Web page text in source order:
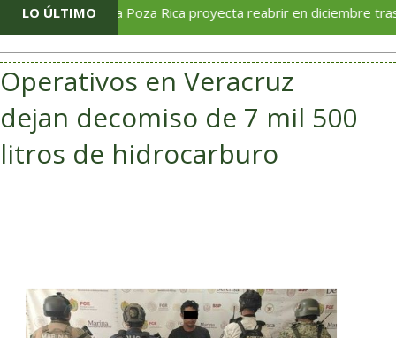
LO ÚLTIMO
Soriana Poza Rica proyecta reabrir en diciembre tras
Operativos en Veracruz
dejan decomiso de 7 mil 500
litros de hidrocarburo